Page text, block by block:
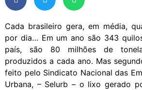
Cada brasileiro gera, em média,
por dia… Em um ano são 343
país, são 80 milhões de
produzidos a cada ano. Mas
feito pelo Sindicato Nacional das
Urbana, – Selurb – o lixo gerado